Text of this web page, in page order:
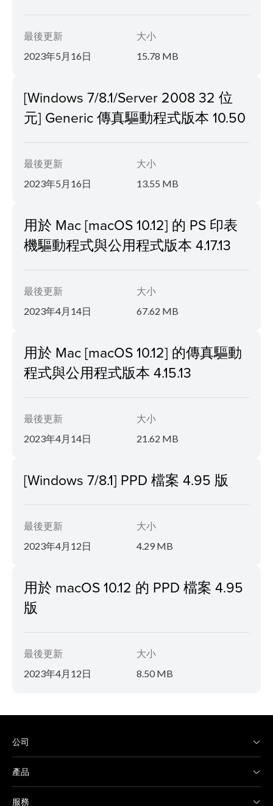
最後更新
2023年5月16日
大小
15.78 MB
[Windows 7/8.1/Server 2008 32 位
元] Generic 傳真驅動程式版本 10.50
最後更新
2023年5月16日
大小
13.55 MB
用於 Mac [macOS 10.12] 的 PS 印表
機驅動程式與公用程式版本 4.17.13
最後更新
2023年4月14日
大小
67.62 MB
用於 Mac [macOS 10.12] 的傳真驅動
程式與公用程式版本 4.15.13
最後更新
2023年4月14日
大小
21.62 MB
[Windows 7/8.1] PPD 檔案 4.95 版
最後更新
2023年4月12日
大小
4.29 MB
用於 macOS 10.12 的 PPD 檔案 4.95
版
最後更新
2023年4月12日
大小
8.50 MB
公司
產品
服務